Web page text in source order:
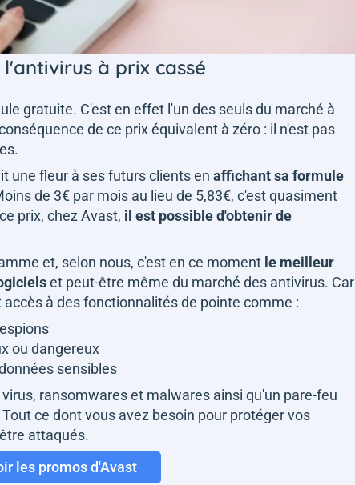
à prix cassé
gratuite. C'est en effet l'un des seuls du marché à
de ce prix équivalent à zéro : il n'est pas
une fleur à ses futurs clients en affichant sa formule
de 3€ par mois au lieu de 5,83€, c'est quasiment
prix, chez Avast, il est possible d'obtenir de
et, selon nous, c'est en ce moment le meilleur
et peut-être même du marché des antivirus. Car
à des fonctionnalités de pointe comme :
ou dangereux
sensibles
ransomwares et malwares ainsi qu'un pare-feu
ce dont vous avez besoin pour protéger vos
attaqués.
les promos d'Avast